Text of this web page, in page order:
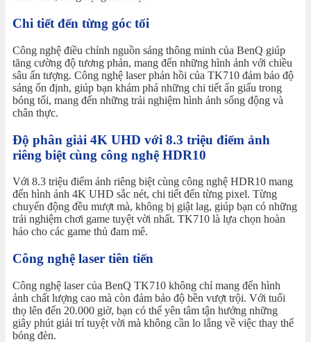
Chi tiết đến từng góc tối
Công nghệ điều chỉnh nguồn sáng thông minh của BenQ giúp
tăng cường độ tương phản, mang đến những hình ảnh với chiều
sâu ấn tượng. Công nghệ laser phản hồi của TK710 đảm bảo độ
sáng ổn định, giúp bạn khám phá những chi tiết ẩn giấu trong
bóng tối, mang đến những trải nghiệm hình ảnh sống động và
chân thực.
Độ phân giải 4K UHD với 8.3 triệu điểm ảnh
riêng biệt cùng công nghệ HDR10
Với 8.3 triệu điểm ảnh riêng biệt cùng công nghệ HDR10 mang
đến hình ảnh 4K UHD sắc nét, chi tiết đến từng pixel. Từng
chuyển động đều mượt mà, không bị giật lag, giúp bạn có những
trải nghiệm chơi game tuyệt vời nhất. TK710 là lựa chọn hoàn
hảo cho các game thủ đam mê.
Công nghệ laser tiên tiến
Công nghệ laser của BenQ TK710 không chỉ mang đến hình
ảnh chất lượng cao mà còn đảm bảo độ bền vượt trội. Với tuổi
thọ lên đến 20.000 giờ, bạn có thể yên tâm tận hưởng những
giây phút giải trí tuyệt vời mà không cần lo lắng về việc thay thế
bóng đèn.